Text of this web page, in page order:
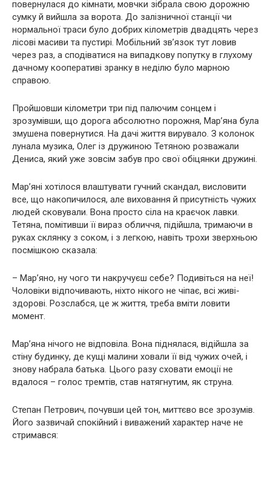
повернулася до кімнати, мовчки зібрала свою дорожню
сумку й вийшла за ворота. До залізничної станції чи
нормальної траси було добрих кілометрів двадцять через
лісові масиви та пустирі. Мобільний зв’язок тут ловив
через раз, а сподіватися на випадкову попутку в глухому
дачному кооперативі зранку в неділю було марною
справою.
Пройшовши кілометри три під палючим сонцем і
зрозумівши, що дорога абсолютно порожня, Мар’яна була
змушена повернутися. На дачі життя вирувало. З колонок
лунала музика, Олег із дружиною Тетяною розважали
Дениса, який уже зовсім забув про свої обіцянки дружині.
Мар’яні хотілося влаштувати гучний скандал, висловити
все, що накопичилося, але виховання й присутність чужих
людей сковували. Вона просто сіла на краєчок лавки.
Тетяна, помітивши її вираз обличчя, підійшла, тримаючи в
руках склянку з соком, і з легкою, навіть трохи зверхньою
посмішкою сказала:
– Марʼяно, ну чого ти накручуєш себе? Подивіться на неї!
Чоловіки відпочивають, ніхто нікого не чіпає, всі живі-
здорові. Розслабся, це ж життя, треба вміти ловити
момент.
Мар’яна нічого не відповіла. Вона піднялася, відійшла за
стіну будинку, де кущі малини ховали її від чужих очей, і
знову набрала батька. Цього разу сховати емоції не
вдалося – голос тремтів, став натягнутим, як струна.
Степан Петрович, почувши цей тон, миттєво все зрозумів.
Його зазвичай спокійний і виважений характер наче не
стримався: